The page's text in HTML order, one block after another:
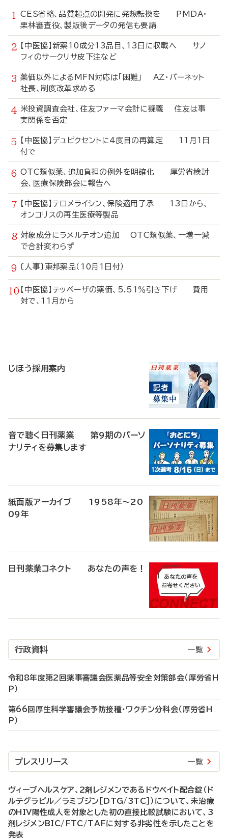
CES省略、品質起点の開発に発想転換を PMDA・
栗林審査役、製販後データの発信も要請
【中医協】新薬10成分13品目、13日に収載へ サノ
フィのサークリサ皮下注など
薬価以外によるMFN対応は「困難」 AZ・バーネット
社長、制度改革求める
米投資調査会社、住友ファーマ会計に疑義 住友は事
実関係を否定
【中医協】デュピクセントに4度目の再算定 11月1日
付で
OTC類似薬、追加負担の例外を明確化 厚労省検討
会、医療保険部会に報告へ
【中医協】テロメライシン、保険適用了承 13日から、
オンコリスの再生医療等製品
対象成分にラメルテオン追加 OTC類似薬、一増一減
で合計変わらず
〔人事〕東邦薬品（10月1日付）
【中医協】テッペーザの薬価、5.51％引き下げ 費用
対で、11月から
じほう採用案内
音で聴く日刊薬業 第9期のパーソ
ナリティを募集します
紙面版アーカイブ 1958年～20
09年
日刊薬業コネクト あなたの声を！
行政資料 一覧
令和8年度第2回薬事審議会医薬品等安全対策部会（厚労省H
P）
第66回厚生科学審議会予防接種・ワクチン分科会（厚労省H
P）
プレスリリース 一覧
ヴィーブヘルスケア、2剤レジメンであるドウベイト配合錠（ド
ルテグラビル／ラミブジン［DTG/3TC］）について、未治療
のHIV陽性成人を対象とした初の直接比較試験において、3
剤レジメンBIC/FTC/TAFに対する非劣性を示したことを
発表